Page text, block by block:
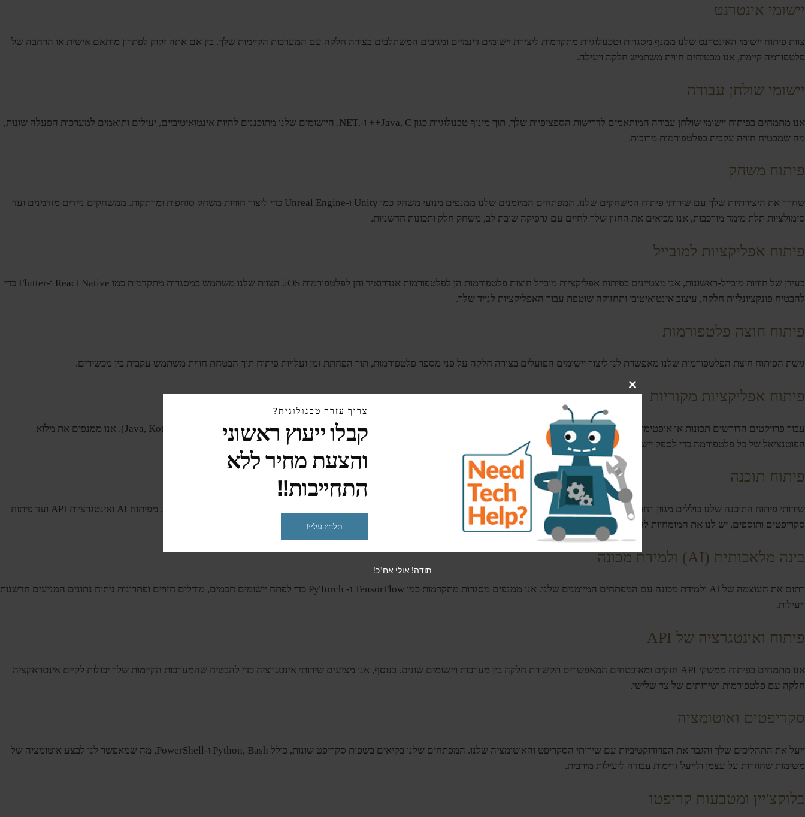
יישומי אינטרנט
צוות פיתוח יישומי האינטרנט שלנו ממנף מסגרות וטכנולוגיות מתקדמות ליצירת יישומים דינמיים ומגיבים המשתלבים בצורה חלקה עם המערכות הקיימות שלך. בין אם אתה זקוק לפתרון מותאם אישית או הרחבה של
פלטפורמה קיימת, אנו מבטיחים חווית משתמש חלקה ויעילה.
יישומי שולחן עבודה
אנו מתמחים בפיתוח יישומי שולחן עבודה המותאמים לדרישות הספציפיות שלך, תוך מינוף טכנולוגיות כגון Java, C++ ו-.NET. היישומים שלנו מתוכננים להיות אינטואיטיביים, יעילים ותואמים למערכות הפעלה שונות,
מה שמבטיח חוויה עקבית בפלטפורמות מרובות.
פיתוח משחק
שחרר את היצירתיות שלך עם שירותי פיתוח המשחקים שלנו. המפתחים המיומנים שלנו ממנפים מנועי משחק כמו Unity ו-Unreal Engine כדי ליצור חוויות משחק סוחפות ומרתקות. ממשחקים ניידים מזדמנים ועד
סימולציות תלת מימד מורכבות, אנו מביאים את החזון שלך לחיים עם גרפיקה שובת לב, משחק חלק ותכונות חדשניות.
פיתוח אפליקציות למובייל
בעידן של חוויות מובייל-ראשונות, אנו מצטיינים בפיתוח אפליקציות מובייל חוצות פלטפורמות הן לפלטפורמות אנדרואיד והן לפלטפורמות iOS. הצוות שלנו משתמש במסגרות מתקדמות כמו React Native ו-Flutter כדי
להבטיח פונקציונליות חלקה, עיצוב אינטואיטיבי ותחזוקה שוטפת עבור האפליקציות לנייד שלך.
פיתוח חוצה פלטפורמות
גישת הפיתוח חוצת הפלטפורמות שלנו מאפשרת לנו ליצור יישומים הפועלים בצורה חלקה על פני מספר פלטפורמות, תוך הפחתת זמן ועלויות פיתוח תוך הבטחת חווית משתמש עקבית בין מכשירים.
פיתוח אפליקציות מקוריות
עבור פרויקטים הדורשים תכונות או אופטימיזציות ספציפיות לפלטפורמה, הצוות שלנו בקיא בפיתוח אפליקציות מקוריות עבור iOS (Swift, Objective-C) וגם לאנדרואיד (Java, Kotlin). אנו ממנפים את מלוא
הפוטנציאל של כל פלטפורמה כדי לספק יישומים עתירי ביצועים עתירי תכונות המותאמים לדרישות הספציפיות שלך.
פיתוח תוכנה
שירותי פיתוח התוכנה שלנו כוללים מגוון רחב של טכנולוגיות ופלטפורמות, מה שמבטיח שאנו מספקים פתרונות חזקים, ניתנים להרחבה ויעילים המותאמים לצרכי העסק שלך. מפיתוח AI ואינטגרציות API ועד פיתוח
סקריפטים ותוספים, יש לנו את המומחיות להביא את הרעיונות שלך לחיים.
בינה מלאכותית (AI) ולמידת מכונה
רתום את העוצמה של AI ולמידת מכונה עם המפתחים המיומנים שלנו. אנו ממנפים מסגרות מתקדמות כמו TensorFlow ו- PyTorch כדי לפתח יישומים חכמים, מודלים חזויים ופתרונות ניתוח נתונים המניעים חדשנות
ויעילות.
פיתוח ואינטגרציה של API
אנו מתמחים בפיתוח ממשקי API חזקים ומאובטחים המאפשרים תקשורת חלקה בין מערכות ויישומים שונים. בנוסף, אנו מציעים שירותי אינטגרציה כדי להבטיח שהמערכות הקיימות שלך יכולות לקיים אינטראקציה
חלקה עם פלטפורמות ושירותים של צד שלישי.
סקריפטים ואוטומציה
ייעל את התהליכים שלך והגבר את הפרודוקטיביות עם שירותי הסקריפט והאוטומציה שלנו. המפתחים שלנו בקיאים בשפות סקריפט שונות, כולל Python, Bash ו-PowerShell, מה שמאפשר לנו לבצע אוטומציה של
משימות שחוזרות על עצמן ולייעל זרימות עבודה ליעילות מירבית.
בלוקצ'יין ומטבעות קריפטו
module
צריך עזרה טכנולוגית?
קבלו ייעוץ ראשוני
והצעת מחיר ללא
התחייבות!!
תלחץ עליי!
תודה! אולי אח"כ!